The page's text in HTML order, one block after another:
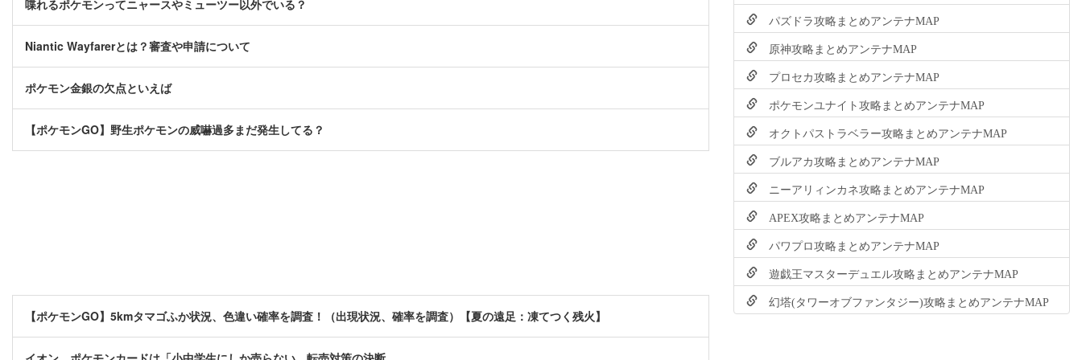
喋れるポケモンってニャースやミューツー以外でいる？
Niantic Wayfarerとは？審査や申請について
ポケモン金銀の欠点といえば
【ポケモンGO】野生ポケモンの威嚇過多まだ発生してる？
【ポケモンGO】5kmタマゴふか状況、色違い確率を調査！（出現状況、確率を調査）【夏の遠足：凍てつく残火】
パズドラ攻略まとめアンテナMAP
原神攻略まとめアンテナMAP
プロセカ攻略まとめアンテナMAP
ポケモンユナイト攻略まとめアンテナMAP
オクトパストラベラー攻略まとめアンテナMAP
ブルアカ攻略まとめアンテナMAP
ニーアリィンカネ攻略まとめアンテナMAP
APEX攻略まとめアンテナMAP
パワプロ攻略まとめアンテナMAP
遊戯王マスターデュエル攻略まとめアンテナMAP
幻塔(タワーオブファンタジー)攻略まとめアンテナMAP